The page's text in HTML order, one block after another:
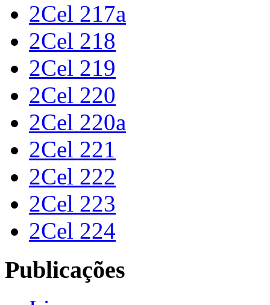
2Cel 217a
2Cel 218
2Cel 219
2Cel 220
2Cel 220a
2Cel 221
2Cel 222
2Cel 223
2Cel 224
Publicações